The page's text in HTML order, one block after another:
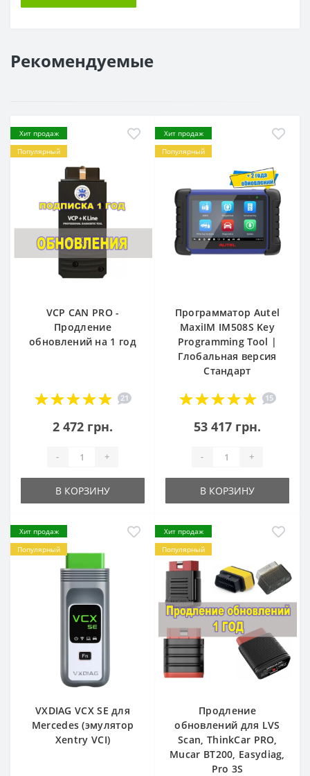
Рекомендуемые
Хит продаж
Популярный
VCP CAN PRO -
Продление
обновлений на 1 год
21
2 472 грн.
- +
В КОРЗИНУ
Хит продаж
Популярный
Программатор Autel
MaxiIM IM508S Key
Programming Tool |
Глобальная версия
Стандарт
15
53 417 грн.
- +
В КОРЗИНУ
Хит продаж
Популярный
VXDIAG VCX SE для
Mercedes (эмулятор
Xentry VCI)
Хит продаж
Популярный
Продление
обновлений для LVS
Scan, ThinkCar PRO,
Mucar BT200, Easydiag,
Pro 3S